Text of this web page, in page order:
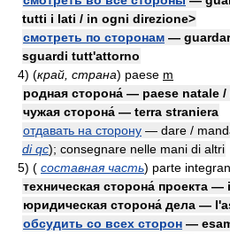
tutti i lati / in ogni direzione>
смотреть по сторонам —
sguardi tutt'attorno
4) (край, страна) paese m
родная сторона́ — paese natale /
чужая сторона́ — terra straniera
отдавать на сторону — dare /
di qc); consegnare nelle mani di altri
5) ( составная часть) parte
техническая сторона́ проекта
юридическая сторона́ дела —
обсудить со всех сторон —